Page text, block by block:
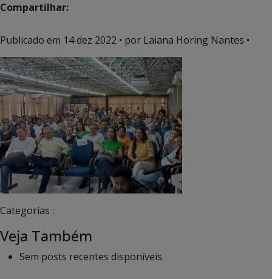
Compartilhar:
Publicado em 14 dez 2022 • por Laiana Horing Nantes •
Categorias :
Veja Também
Sem posts recentes disponíveis.